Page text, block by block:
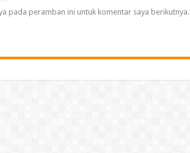
pada peramban ini untuk komentar saya berikutnya.